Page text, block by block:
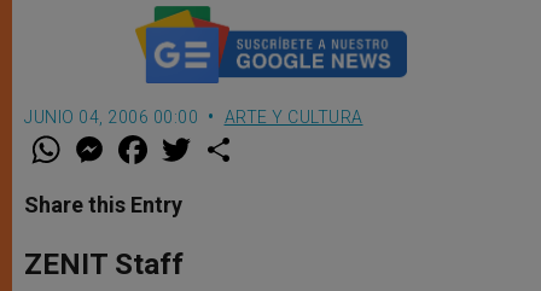
JUNIO 04, 2006 00:00 ARTE Y CULTURA
W
t
s
p
p
M
e
s
e
g
e
F
a
e
b
o
k
w
Share this Entry
ZENIT Staff